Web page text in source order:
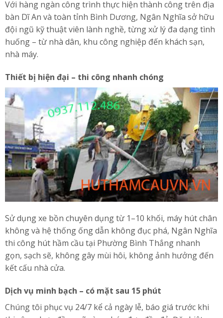
Với hàng ngàn công trình thực hiện thành công trên địa
bàn Dĩ An và toàn tỉnh Bình Dương, Ngân Nghĩa sở hữu
đội ngũ kỹ thuật viên lành nghề, từng xử lý đa dạng tình
huống – từ nhà dân, khu công nghiệp đến khách sạn,
nhà máy.
Thiết bị hiện đại – thi công nhanh chóng
Sử dụng xe bồn chuyên dụng từ 1–10 khối, máy hút chân
không và hệ thống ống dẫn không đục phá, Ngân Nghĩa
thi công hút hầm cầu tại Phường Bình Thắng nhanh
gọn, sạch sẽ, không gây mùi hôi, không ảnh hưởng đến
kết cấu nhà cửa.
Dịch vụ minh bạch – có mặt sau 15 phút
Chúng tôi phục vụ 24/7 kể cả ngày lễ, báo giá trước khi